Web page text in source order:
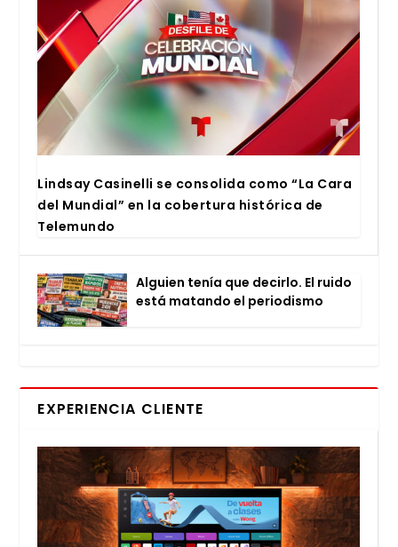
Lind­say Casi­ne­lli se con­so­li­da como “La Cara
del Mun­dial” en la cober­tu­ra his­tó­ri­ca de
Tele­mun­do
Alguien tenía que decir­lo. El rui­do
está matan­do el perio­dis­mo
EXPERIENCIA CLIENTE